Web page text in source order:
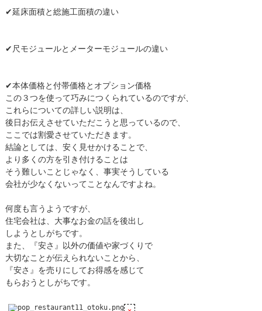
✔延床面積と総施工面積の違い
✔尺モジュールとメーターモジュールの違い
✔本体価格と付帯価格とオプション価格
この３つを使って巧みにつくられているのですが、
これらについての詳しい説明は、
後日お伝えさせていただこうと思っているので、
ここでは割愛させていただきます。
結論としては、安く見せかけることで、
より多くの方を引き付けることは
そう難しいことじゃなく、事実そうしている
会社が少なくないってことなんですよね。
何度も言うようですが、
住宅会社は、大事なお金の話を後出し
しようとしがちです。
また、『安さ』以外の価値や家づくりで
大切なことが伝えられないことから、
『安さ』を売りにしてお得感を感じて
もらおうとしがちです。